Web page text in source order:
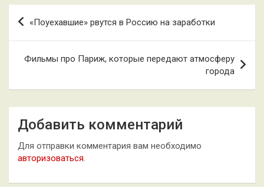
Навигация
записям
«Поуехавшие» рвутся в Россию на заработки
Фильмы про Париж, которые передают атмосферу
города
Добавить комментарий
Для отправки комментария вам необходимо
авторизоваться.